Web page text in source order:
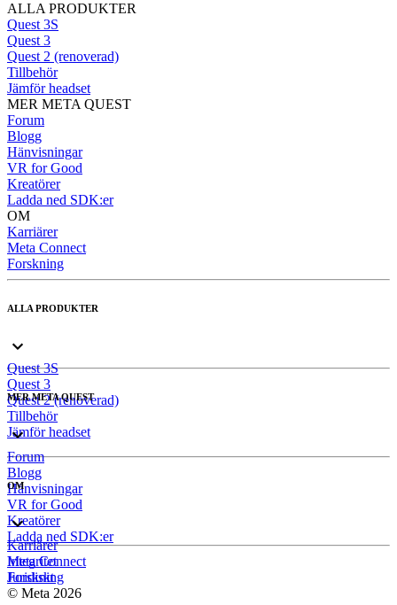
ALLA PRODUKTER
Quest 3S
Quest 3
Quest 2 (renoverad)
Tillbehör
Jämför headset
MER META QUEST
Forum
Blogg
Hänvisningar
VR for Good
Kreatörer
Ladda ned SDK:er
OM
Karriärer
Meta Connect
Forskning
ALLA PRODUKTER
Quest 3S
Quest 3
Quest 2 (renoverad)
Tillbehör
Jämför headset
MER META QUEST
Forum
Blogg
Hänvisningar
VR for Good
Kreatörer
Ladda ned SDK:er
OM
Karriärer
Meta Connect
Forskning
Integritet
Juridiskt
© Meta 2026